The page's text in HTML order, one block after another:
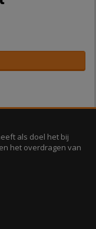
als doel het bij
het overdragen van